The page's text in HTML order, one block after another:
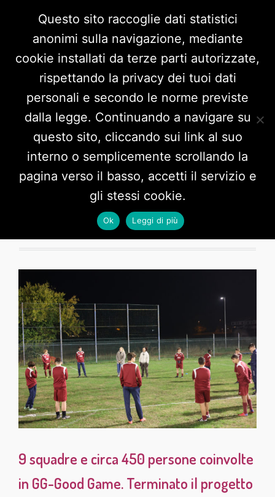
Tag:giovani
9 squadre e circa 450 persone coinvolte
in GG-Good Game. Terminato il progetto
Questo sito raccoglie dati statistici
anonimi sulla navigazione, mediante
cookie installati da terze parti autorizzate,
rispettando la privacy dei tuoi dati
personali e secondo le norme previste
dalla legge. Continuando a navigare su
questo sito, cliccando sui link al suo
interno o semplicemente scrollando la
pagina verso il basso, accetti il servizio e
gli stessi cookie.
Ok Leggi di più